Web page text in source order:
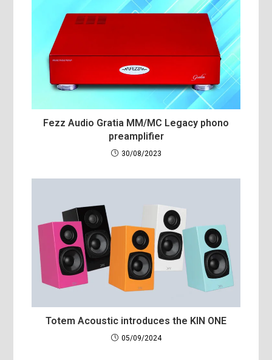
Fezz Audio Gratia MM/MC Legacy phono
preamplifier
30/08/2023
Totem Acoustic introduces the KIN ONE
05/09/2024